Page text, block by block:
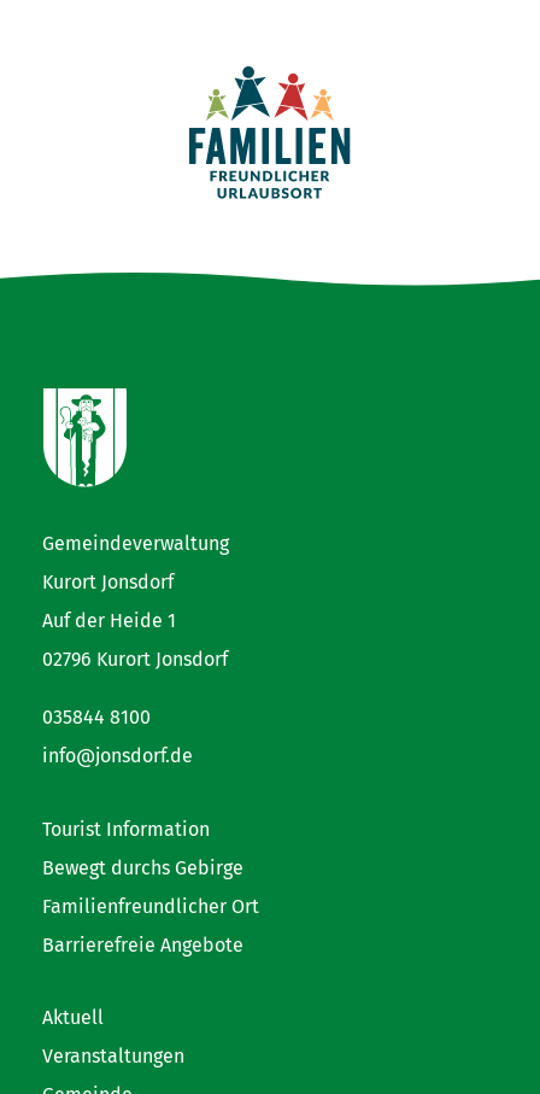
Gemeindeverwaltung
Kurort Jonsdorf
Auf der Heide 1
02796 Kurort Jonsdorf
035844 8100
info@jonsdorf.de
Tourist Information
Bewegt durchs Gebirge
Familienfreundlicher Ort
Barrierefreie Angebote
Aktuell
Veranstaltungen